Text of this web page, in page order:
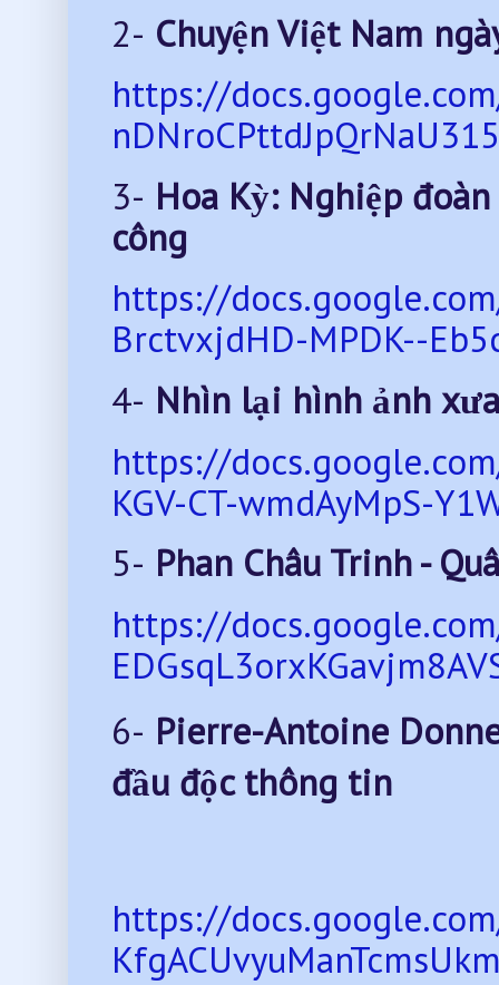
2- Chuyện Việt Nam
https://
3- Hoa Kỳ: Nghiệp
công
https://
BrctvxjdHD-MPDK--
4- Nhìn lại hình ảnh
https://
KGV-CT-wmdAyMpS-
5- Phan Châu Trinh -
https://
6- Pierre-Antoine
đầu độc thông tin
https://